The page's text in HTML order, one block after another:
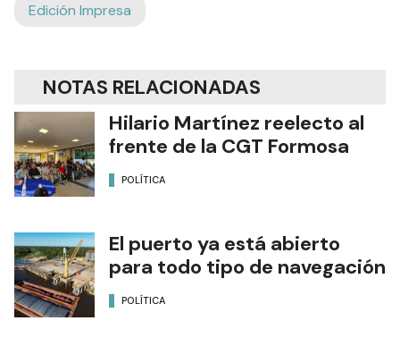
Edición Impresa
NOTAS RELACIONADAS
Hilario Martínez reelecto al
frente de la CGT Formosa
POLÍTICA
El puerto ya está abierto
para todo tipo de navegación
POLÍTICA